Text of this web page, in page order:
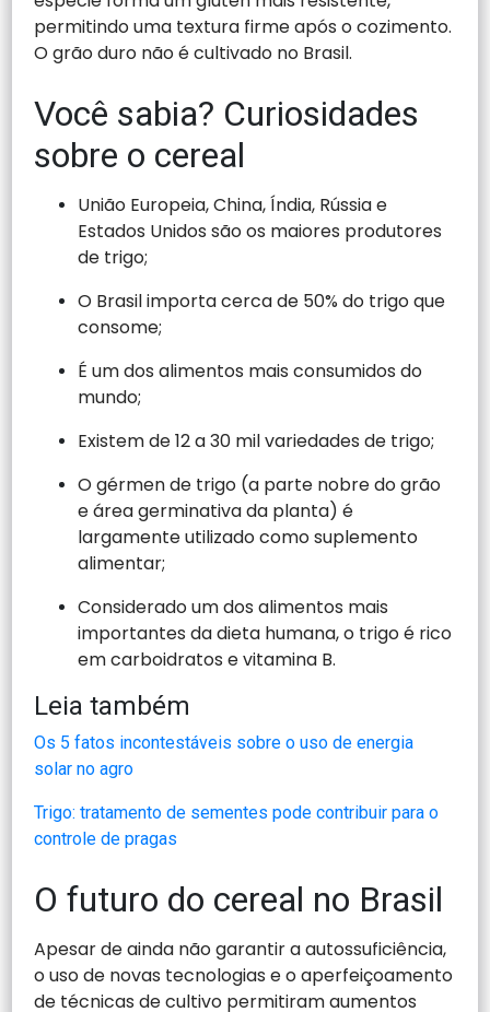
permitindo uma textura firme após o cozimento.
O grão duro não é cultivado no Brasil.
Você sabia? Curiosidades
sobre o cereal
União Europeia, China, Índia, Rússia e
Estados Unidos são os maiores produtores
de trigo;
O Brasil importa cerca de 50% do trigo que
consome;
É um dos alimentos mais consumidos do
mundo;
Existem de 12 a 30 mil variedades de trigo;
O gérmen de trigo (a parte nobre do grão
e área germinativa da planta) é
largamente utilizado como suplemento
alimentar;
Considerado um dos alimentos mais
importantes da dieta humana, o trigo é rico
em carboidratos e vitamina B.
Leia também
Os 5 fatos incontestáveis sobre o uso de energia
solar no agro
Trigo: tratamento de sementes pode contribuir para o
controle de pragas
O futuro do cereal no Brasil
Apesar de ainda não garantir a autossuficiência,
o uso de novas tecnologias e o aperfeiçoamento
de técnicas de cultivo permitiram aumentos